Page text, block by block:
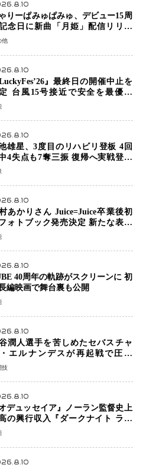
りーぱみゅぱみゅ、デビュー15周
念日に新曲「月姫」配信リリー
自身初の主催フェス「PAMYU
他
LuckyFes’26』最終日の開催中止を
台風15号接近で安全を最優先
渋の判断」
雄星、3度目のリハビリ登板 4回
4失点も7奪三振 復帰へ実戦登板
ねる
あかりさん Juice=Juice卒業後初
ォトブック発売決定 新たな表現
しての“今”を凝縮
40周年の軌跡がスクリーンに 初
編映画で舞台裏も公開
潤人選手を苦しめたセバスチャ
エルナンデスが再起戦で圧巻
2回で相手を沈める…次戦は亀田
技
オデュッセイア』ノーラン監督史上
の興行収入『ダークナイト ライ
グ』超え、世界で11億ドル突破